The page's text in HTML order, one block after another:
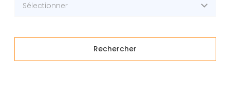
Sélectionner